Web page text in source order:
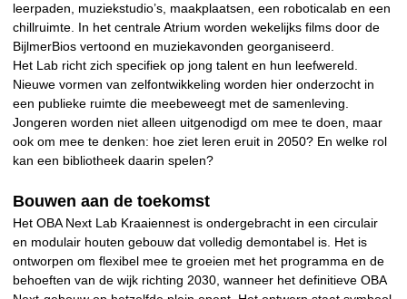
leerpaden, muziekstudio’s, maakplaatsen, een roboticalab en een
chillruimte. In het centrale Atrium worden wekelijks films door de
BijlmerBios vertoond en muziekavonden georganiseerd.
Het Lab richt zich specifiek op jong talent en hun leefwereld.
Nieuwe vormen van zelfontwikkeling worden hier onderzocht in
een publieke ruimte die meebeweegt met de samenleving.
Jongeren worden niet alleen uitgenodigd om mee te doen, maar
ook om mee te denken: hoe ziet leren eruit in 2050? En welke rol
kan een bibliotheek daarin spelen?
Bouwen aan de toekomst
Het OBA Next Lab Kraaiennest is ondergebracht in een circulair
en modulair houten gebouw dat volledig demontabel is. Het is
ontworpen om flexibel mee te groeien met het programma en de
behoeften van de wijk richting 2030, wanneer het definitieve OBA